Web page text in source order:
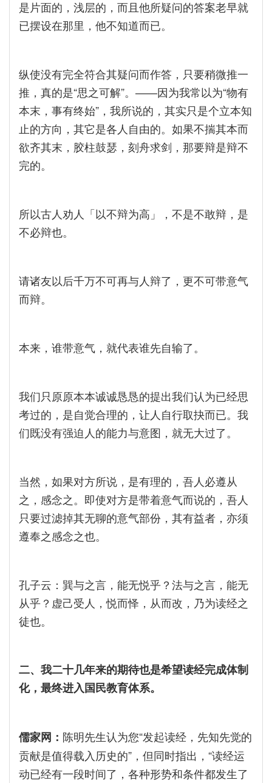
是片面的，浅层的，而且他所疑问的答案老早就
已摆设在那里，他不知道而已。
纵使没有完全符合其疑问而作答，只要稍微推一
推，真的是“思之可解”。——因为我常以为“物有
本末，事有终始”，我所说的，其实只是个立本知
止的方向，其它是各人自由的。如果不揣其本而
欲齐其末，胶柱鼓瑟，刻舟求剑，那要辩是辩不
完的。
所以古人劝人「以不辩为高」，不是不敢辩，是
不必辩也。
请诸友以后千万不可再与人辩了，更不可带意气
而辩。
本来，谁带意气，就代表谁先自输了。
我们只原原本本诚诚恳恳的提出我们认为已经思
考过的，是自觉合理的，让人自行取抉而已。我
们既没有强迫人的能力与意图，就无大过了。
当然，如果对方所说，是有理的，吾人必遵从
之，感念之。即使对方是带着意气而说的，吾人
只要过滤掉其无聊的意气部份，其有益者，亦须
遵奉之感念之也。
孔子云：巽与之言，能无悦乎？法与之言，能无
从乎？虚己受人，悦而怿，从而改，乃为读经之
徒也。
二、我二十几年来的期待也是希望读经完成体制
化，最终进入国民教育体系。
儒家网： 陈明先生认为您“发起读经，先知先觉的
贡献是值得载入历史的”，但同时指出，“读经运
动已经有一段时间了，各种形势和条件都发生了